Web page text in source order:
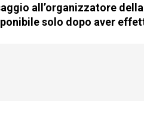
all’organizzatore
solo dopo aver